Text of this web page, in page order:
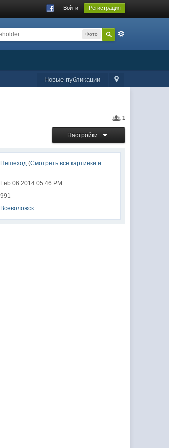
Войти Регистрация
Фото
Новые публикации
1
Настройки
Пешеход(Смотреть все картинки и
Feb 06 2014 05:46 PM
991
Всеволожск